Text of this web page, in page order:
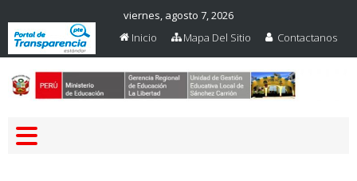
viernes, agosto 7, 2026
Inicio
Mapa Del Sitio Contactanos